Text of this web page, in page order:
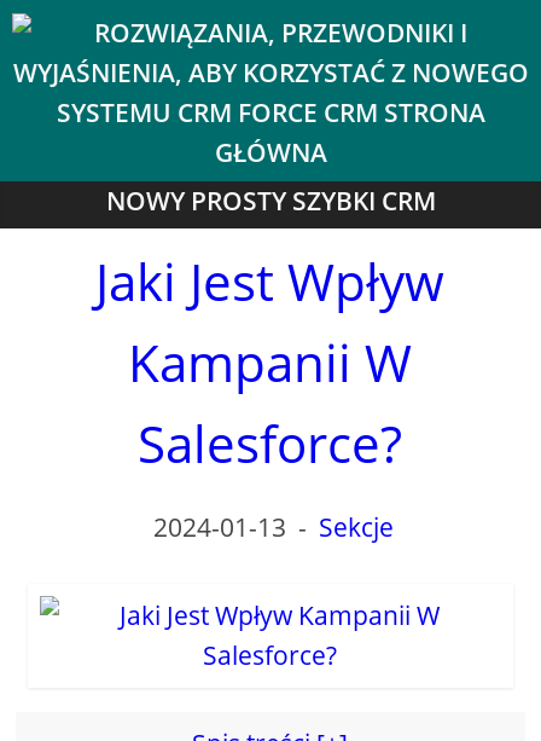
NOWY PROSTY SZYBKI CRM
Jaki Jest Wpływ
Kampanii W
Salesforce?
2024-01-13 - Sekcje